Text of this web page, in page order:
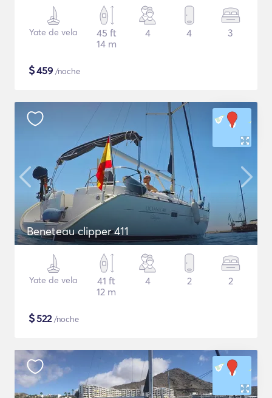
Yate de vela
45 ft
14 m
4 4 3
$459 /noche
Beneteau clipper 411
Yate de vela
41 ft
12 m
4 2 2
$522/noche